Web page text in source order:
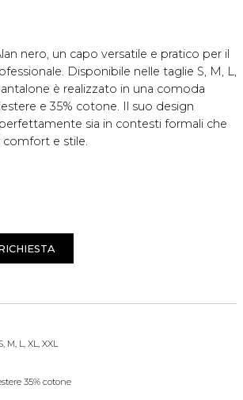
nero, un capo versatile e pratico per il
Disponibile nelle taglie S, M, L,
è realizzato in una comoda
e 35% cotone. Il suo design
sia in contesti formali che
comfort e stile.
M, L, XL, XXL
35% cotone